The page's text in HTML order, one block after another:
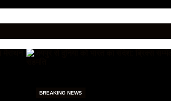
BREAKING NEWS